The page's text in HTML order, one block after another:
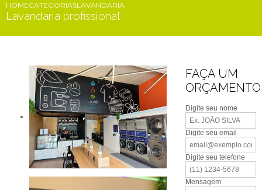
HOMECATEGORIASLAVANDARIA PROFISSIONAL
Lavandaria profissional
FAÇA UM
ORÇAMENTO
Digite seu nome
Digite seu email
Digite seu telefone
Mensagem